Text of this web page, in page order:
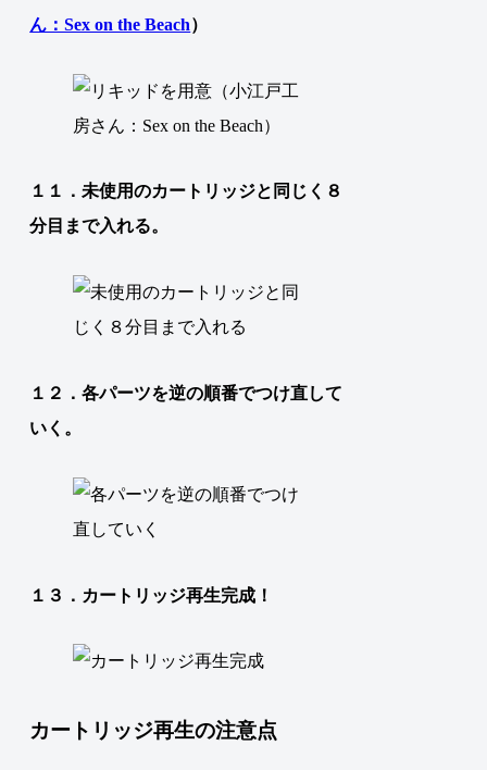
ん：Sex on the Beach）
１１．未使用のカートリッジと同じく８
分目まで入れる。
１２．各パーツを逆の順番でつけ直して
いく。
１３．カートリッジ再生完成！
カートリッジ再生の注意点